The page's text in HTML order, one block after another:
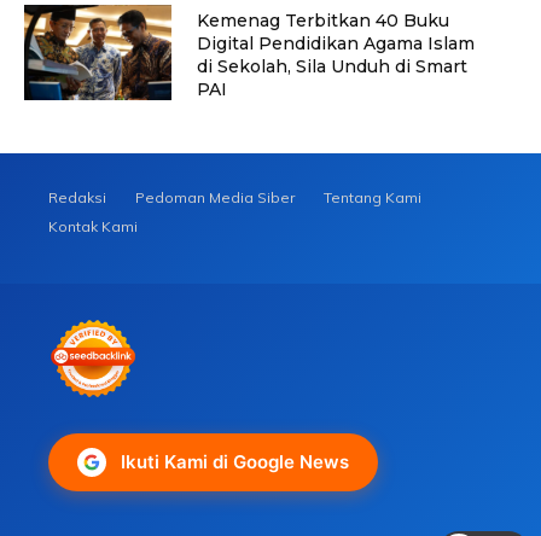
Kemenag Terbitkan 40 Buku
Digital Pendidikan Agama Islam
di Sekolah, Sila Unduh di Smart
PAI
Redaksi Pedoman Media Siber
Tentang Kami
Kontak Kami
Ikuti Kami di Google News